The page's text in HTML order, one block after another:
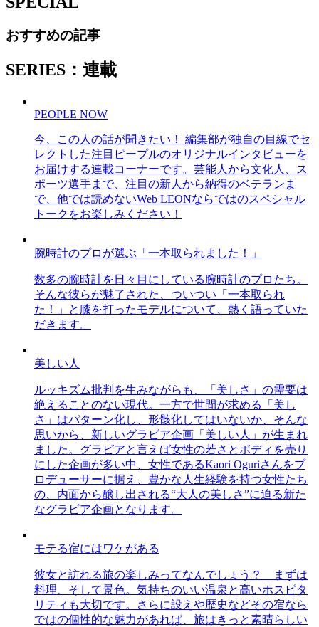
おすすめの記事
SERIES：連載
PEOPLE NOW
今、この人の話が聞きたい！ 編集部が独自の目線でセ
レクトした注目ピープルのオリジナルインタビューを
お届けする連載コーナーです。芸能人から文化人、ス
ポーツ選手まで、注目の新人から納得のベテランま
で、他では読めないWeb LEONならではのスペシャル
トークをお楽しみください！
腕時計のプロが選ぶ「一本取られました！」
数多の腕時計を日々目にしている腕時計のプロたち。
そんな彼らが魅了された、ついつい「一本取られ
た！」と膝を打ったモデルについて、熱く語っていた
だきます。
美しい人
ルッキズム批判を生みながらも、「美しさ」の需要は
絶えることのない現代。一方で世間が求める「美し
さ」はパターン化し、形骸化してはいないか、そんな
思いから、新しいグラビア企画「美しい人」が生まれ
ました。グラビアと言えば女性の若さとボディを売り
にした企画が多い中、女性であるKaori Oguriさんをプ
ロデューサーに据え、豊かな人生経験を持つ女性たち
の、内面から醸し出される“大人の美しさ”に迫る新た
なグラビア企画となります。
モテる宿にはワケがある
彼女と訪れる旅の楽しみってなんでしょう？ まずは
料理、そして景色。気持ちのいい温泉と高いホスピタ
リティも大切です。さらに設えや歴史などその宿なら
ではの個性的な魅力があれば、旅はきっと素晴らしい